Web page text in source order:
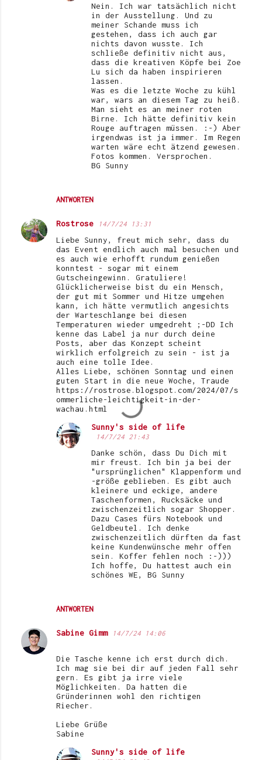
ANTWORTEN
Nein. Ich war tatsächlich nicht
in der Ausstellung. Und zu
meiner Schande muss ich
gestehen, dass ich auch gar
nichts davon wusste. Ich
schließe definitiv nicht aus,
dass die kreativen Köpfe bei Zoe
Lu sich da haben inspirieren
lassen.
Was es die letzte Woche zu kühl
war, wars an diesem Tag zu heiß.
Man sieht es an meiner roten
Birne. Ich hätte definitiv kein
Rouge auftragen müssen. :-) Aber
irgendwas ist ja immer. Im Regen
warten wäre echt ätzend gewesen.
Fotos kommen. Versprochen.
BG Sunny
Rostrose 14/7/24 13:31
Liebe Sunny, freut mich sehr, dass du
das Event endlich auch mal besuchen und
es auch wie erhofft rundum genießen
konntest - sogar mit einem
Gutscheingewinn. Gratuliere!
Glücklicherweise bist du ein Mensch,
der gut mit Sommer und Hitze umgehen
kann, ich hätte vermutlich angesichts
der Warteschlange bei diesen
Temperaturen wieder umgedreht ;-DD Ich
kenne das Label ja nur durch deine
Posts, aber das Konzept scheint
wirklich erfolgreich zu sein - ist ja
auch eine tolle Idee.
Alles Liebe, schönen Sonntag und einen
guten Start in die neue Woche, Traude
https://rostrose.blogspot.com/2024/07/s
ommerliche-leichtigkeit-in-der-
wachau.html
ANTWORTEN
Sunny's side of life
14/7/24 21:43
Danke schön, dass Du Dich mit
mir freust. Ich bin ja bei der
"ursprünglichen" Klappenform und
-größe geblieben. Es gibt auch
kleinere und eckige, andere
Taschenformen, Rucksäcke und
zwischenzeitlich sogar Shopper.
Dazu Cases fürs Notebook und
Geldbeutel. Ich denke
zwischenzeitlich dürften da fast
keine Kundenwünsche mehr offen
sein. Koffer fehlen noch :-)))
Ich hoffe, Du hattest auch ein
schönes WE, BG Sunny
Sabine Gimm 14/7/24 14:06
Die Tasche kenne ich erst durch dich.
Ich mag sie bei dir auf jeden Fall sehr
gern. Es gibt ja irre viele
Möglichkeiten. Da hatten die
Gründerinnen wohl den richtigen
Riecher.
Liebe Grüße
Sabine
Sunny's side of life